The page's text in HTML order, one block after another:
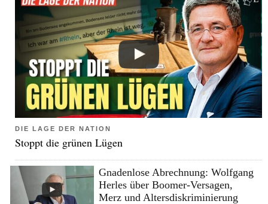
DIE LAGE DER NATION
Stoppt die grünen Lügen
Gnadenlose Abrechnung: Wolfgang
Herles über Boomer-Versagen,
Merz und Altersdiskriminierung